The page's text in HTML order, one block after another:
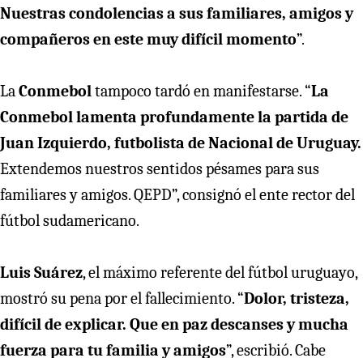
Nuestras condolencias a sus familiares, amigos y
compañeros en este muy difícil momento”.
LaConmeboltampoco tardó en manifestarse. “La
Conmebol lamenta profundamente la partida de
Juan Izquierdo, futbolista de Nacional de Uruguay.
Extendemos nuestros sentidos pésames para sus
familiares y amigos. QEPD”, consignó el ente rector del
fútbol sudamericano.
Luis Suárez, el máximo referente del fútbol uruguayo,
mostró su pena por el fallecimiento. “Dolor, tristeza,
difícil de explicar. Que en paz descanses y mucha
fuerza para tu familia y amigos”, escribió. Cabe